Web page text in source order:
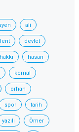
ali
devlet
hakkı hasan
kemal
orhan
spor tarih
yazılı Ömer